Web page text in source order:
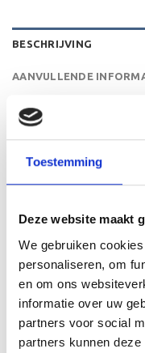
Toestemming
Deze website maakt
We gebruiken
personaliseren, om
en om ons
informatie over uw
partners voor social
partners kunnen
BESCHRIJVING
AANVULLENDE
BEOORDELINGEN (0)
voor ieder
leuk cadeau om uit te
aan te brengen. We
aluminium plaatje.Op
jou gekozen
tweehonderd
eigen logo of
menu